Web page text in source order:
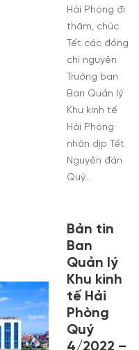
Hải Phòng đi
thăm, chúc
Tết các đồng
chí nguyên
Trưởng ban
Ban Quản lý
Khu kinh tế
Hải Phòng
nhân dịp Tết
Nguyên đán
Quý…
Bản tin
Ban
Quản lý
Khu kinh
tế Hải
Phòng
Quý
4/2022 –